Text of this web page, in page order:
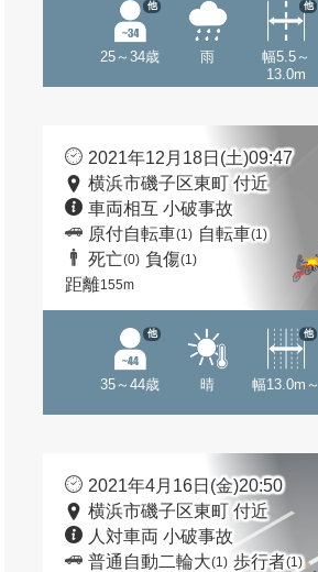
25～34歳
他
雨
幅5.5～
13.0m
他
2021年12月18日(土)09:47
横浜市磯子区東町 付近
車両相互 小破事故
原付自転車(1) 自転車(1)
死亡(0) 負傷(1)
距離155m
35～44歳
他
晴 幅13.0m～
他
2021年4月16日(金)20:50
横浜市磯子区東町 付近
人対車両 小破事故
普通自動二輪大(1) 歩行者(1)